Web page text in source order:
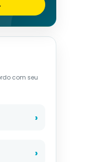
com seu